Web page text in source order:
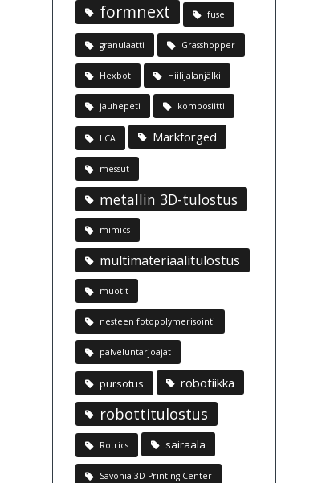
formnext fuse
granulaatti Grasshopper
Hexbot Hiilijalanjälki
jauhepeti komposiitti
LCA Markforged
messut
metallin 3D-tulostus
mimics
multimateriaalitulostus
muotit
nesteen fotopolymerisointi
palveluntarjoajat
pursotus robotiikka
robottitulostus
Rotrics sairaala
Savonia 3D-Printing Center